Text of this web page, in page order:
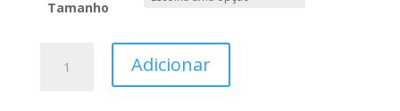
Tamanho
Adicionar